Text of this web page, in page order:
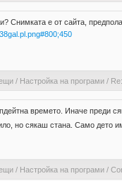
Снимката е от сайта,
/ Настройка на програми/
времето. Иначе преди
но сякаш стана. Само дето
/ Настройка на програми/